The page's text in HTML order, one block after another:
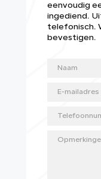
eenvoudig
ingediend.
telefonisch.
bevestigen.